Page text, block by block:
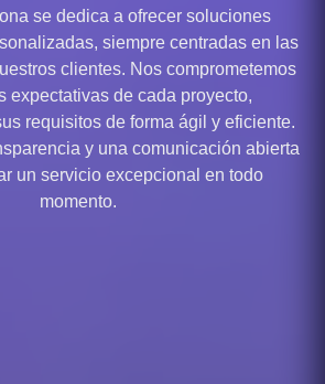
se dedica a ofrecer soluciones
siempre centradas en las
clientes. Nos comprometemos
expectativas de cada proyecto,
requisitos de forma ágil y eficiente.
y una comunicación abierta
un servicio excepcional en todo
momento.